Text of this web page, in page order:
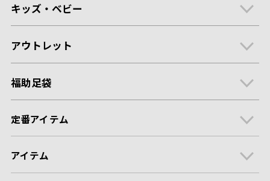
キッズ・ベビー
アウトレット
福助足袋
定番アイテム
アイテム